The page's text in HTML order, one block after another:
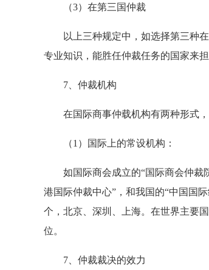
（3）在第三国仲裁
以上三种规定中，如选择第三种在
专业知识，能胜任仲裁任务的国家来担
7、仲裁机构
在国际商事仲载机构有两种形式，
（1）国际上的常设机构：
如国际商会成立的“国际商会仲裁院
港国际仲裁中心”，和我国的“中国国
个，北京、深圳、上海。在世界主要
位。
7、仲裁裁决的效力